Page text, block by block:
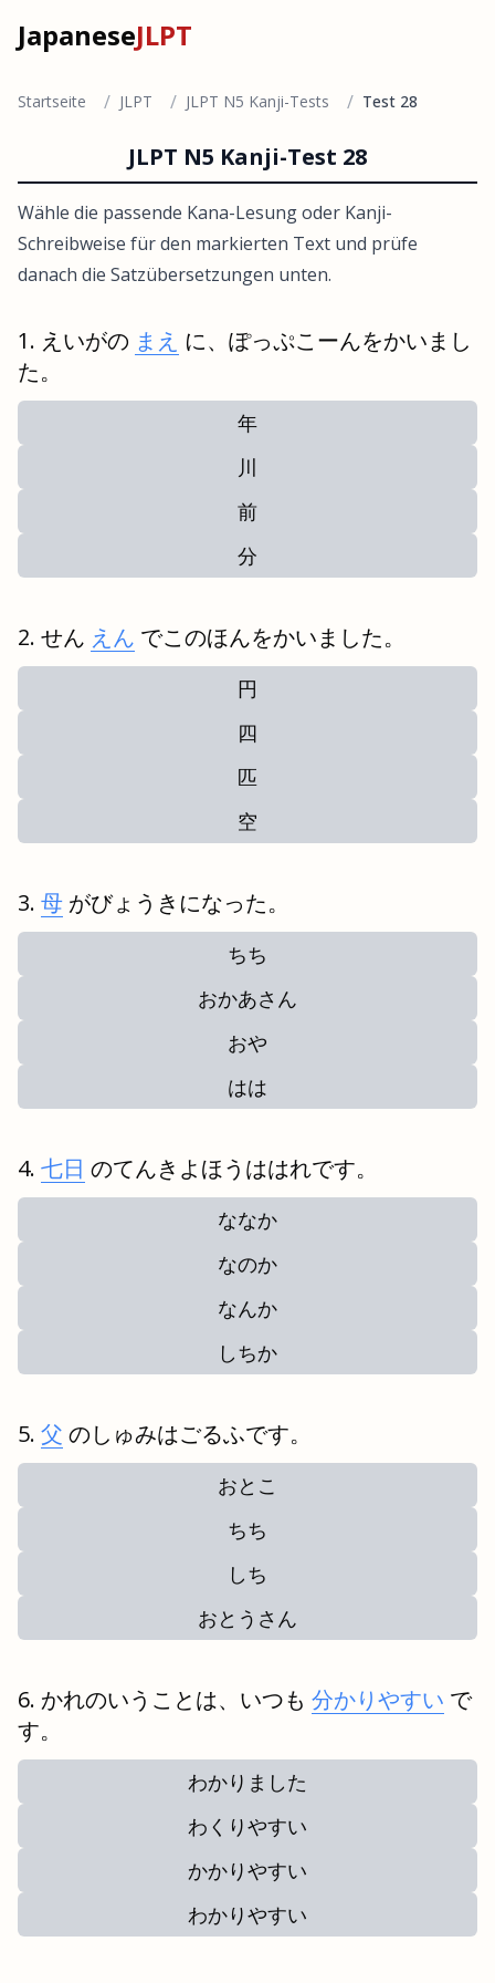
JapaneseJLPT
Startseite / JLPT / JLPT N5 Kanji-Tests / Test 28
JLPT N5 Kanji-Test 28
Wähle die passende Kana-Lesung oder Kanji-
Schreibweise für den markierten Text und prüfe
danach die Satzübersetzungen unten.
えいがの まえ に、ぽっぷこーんをかいまし
た。
年
川
前
分
せん えん でこのほんをかいました。
円
四
匹
空
母 がびょうきになった。
ちち
おかあさん
おや
はは
七日 のてんきよほうははれです。
ななか
なのか
なんか
しちか
父 のしゅみはごるふです。
おとこ
ちち
しち
おとうさん
かれのいうことは、いつも 分かりやすい で
す。
わかりました
わくりやすい
かかりやすい
わかりやすい